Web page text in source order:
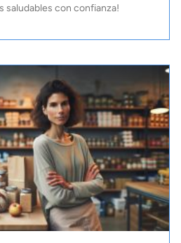
saludables con confianza!